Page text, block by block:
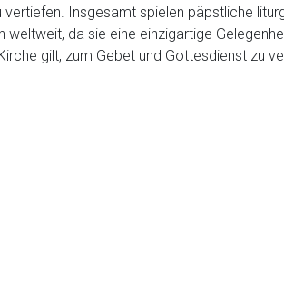
Insgesamt spielen päpstliche
da sie eine einzigartige
gilt, zum Gebet und Gottesdienst zu